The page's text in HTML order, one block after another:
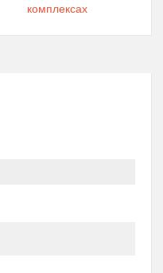
комплексах